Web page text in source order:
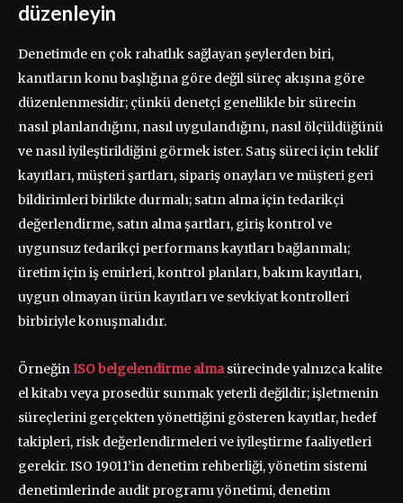
düzenleyin
Denetimde en çok rahatlık sağlayan şeylerden biri,
kanıtların konu başlığına göre değil süreç akışına göre
düzenlenmesidir; çünkü denetçi genellikle bir sürecin
nasıl planlandığını, nasıl uygulandığını, nasıl ölçüldüğünü
ve nasıl iyileştirildiğini görmek ister. Satış süreci için teklif
kayıtları, müşteri şartları, sipariş onayları ve müşteri geri
bildirimleri birlikte durmalı; satın alma için tedarikçi
değerlendirme, satın alma şartları, giriş kontrol ve
uygunsuz tedarikçi performans kayıtları bağlanmalı;
üretim için iş emirleri, kontrol planları, bakım kayıtları,
uygun olmayan ürün kayıtları ve sevkiyat kontrolleri
birbiriyle konuşmalıdır.
ÖrneğinISO belgelendirme almasürecinde yalnızca kalite
el kitabı veya prosedür sunmak yeterli değildir; işletmenin
süreçlerini gerçekten yönettiğini gösteren kayıtlar, hedef
takipleri, risk değerlendirmeleri ve iyileştirme faaliyetleri
gerekir. ISO 19011’in denetim rehberliği, yönetim sistemi
denetimlerinde audit programı yönetimi, denetim